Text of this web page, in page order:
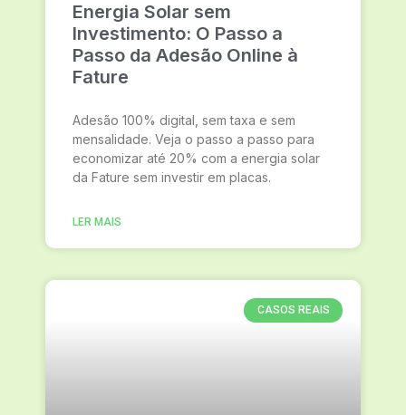
Energia Solar sem
Investimento: O Passo a
Passo da Adesão Online à
Fature
Adesão 100% digital, sem taxa e sem
mensalidade. Veja o passo a passo para
economizar até 20% com a energia solar
da Fature sem investir em placas.
LER MAIS
CASOS REAIS